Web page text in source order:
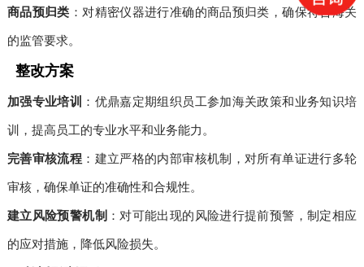
商品预归类 ：对精密仪器进行准确的商品预归类，确保符合海关
的监管要求。
整改方案
加强专业培训 ：优鼎嘉定期组织员工参加海关政策和业务知识培
训，提高员工的专业水平和业务能力。
完善审核流程 ：建立严格的内部审核机制，对所有单证进行多轮
审核，确保单证的准确性和合规性。
建立风险预警机制 ：对可能出现的风险进行提前预警，制定相应
的应对措施，降低风险损失。